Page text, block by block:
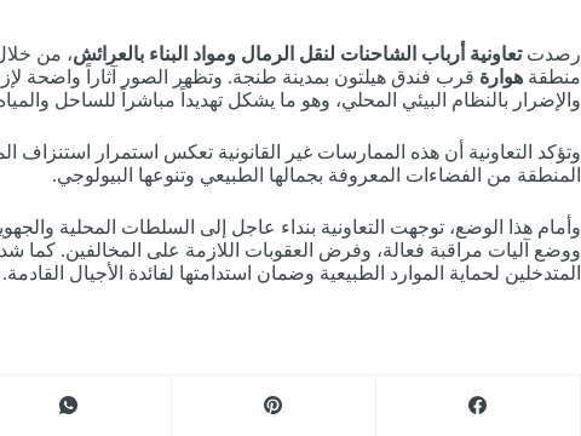
رصدتتعاونية أرباب الشاحنات لنقل الرمال ومواد البناء بالعرائش، من
منطقة هوارة قرب فندق هيلتون بمدينة طنجة. وتظهر الصور آثاراً واضحة
والإضرار بالنظام البيئي المحلي، وهو ما يشكل تهديداً مباشراً للساحل
وتؤكد التعاونية أن هذه الممارسات غير القانونية تعكس استمرار استنزاف
المنطقة من الفضاءات المعروفة بجمالها الطبيعي وتنوعها البيولوجي.
وأمام هذا الوضع، توجهت التعاونية بنداء عاجل إلى السلطات المحلية
ووضع آليات مراقبة فعالة، وفرض العقوبات اللازمة على المخالفين. كما
المتدخلين لحماية الموارد الطبيعية وضمان استدامتها لفائدة الأجيال القادمة.